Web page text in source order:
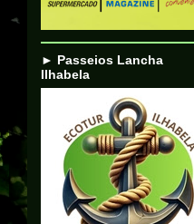
► Passeios Lancha
Ilhabela